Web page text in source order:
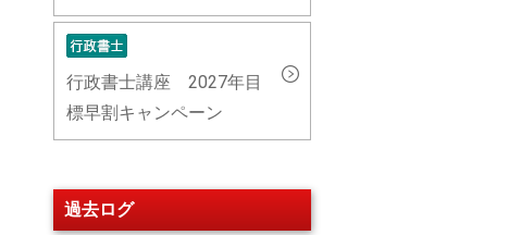
行政書士講座 2027年目
標早割キャンペーン
過去ログ